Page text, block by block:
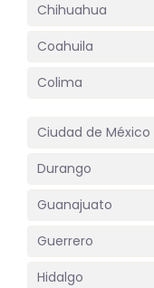
Chihuahua
Coahuila
Colima
Ciudad de México
Durango
Guanajuato
Guerrero
Hidalgo